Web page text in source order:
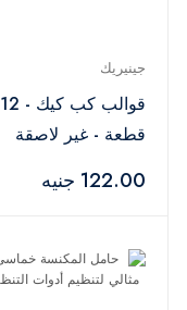
جينيريك
قوالب كب كيك - 12
قطعة - غير لاصقة
122.00 جنيه